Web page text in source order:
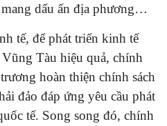
mang dấu ấn địa phương…
tế, để phát triển kinh tế
Tàu hiệu quả, chính
hoàn thiện chính sách
đảo đáp ứng yêu cầu phát
tế. Song song đó, chính